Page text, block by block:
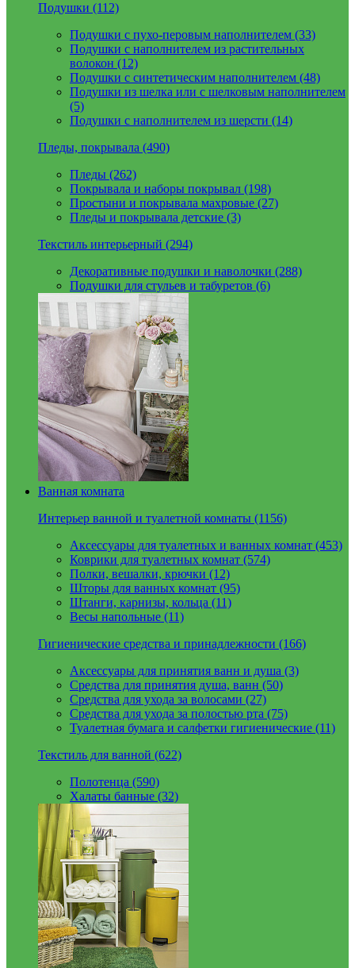
Подушки (112)
Подушки с пухо-перовым наполнителем (33)
Подушки с наполнителем из растительных
волокон (12)
Подушки с синтетическим наполнителем (48)
Подушки из шелка или с шелковым наполнителем
(5)
Подушки с наполнителем из шерсти (14)
Пледы, покрывала (490)
Пледы (262)
Покрывала и наборы покрывал (198)
Простыни и покрывала махровые (27)
Пледы и покрывала детские (3)
Текстиль интерьерный (294)
Декоративные подушки и наволочки (288)
Подушки для стульев и табуретов (6)
Ванная комната
Интерьер ванной и туалетной комнаты (1156)
Аксессуары для туалетных и ванных комнат (453)
Коврики для туалетных комнат (574)
Полки, вешалки, крючки (12)
Шторы для ванных комнат (95)
Штанги, карнизы, кольца (11)
Весы напольные (11)
Гигиенические средства и принадлежности (166)
Аксессуары для принятия ванн и душа (3)
Средства для принятия душа, ванн (50)
Средства для ухода за волосами (27)
Средства для ухода за полостью рта (75)
Туалетная бумага и салфетки гигиенические (11)
Текстиль для ванной (622)
Полотенца (590)
Халаты банные (32)